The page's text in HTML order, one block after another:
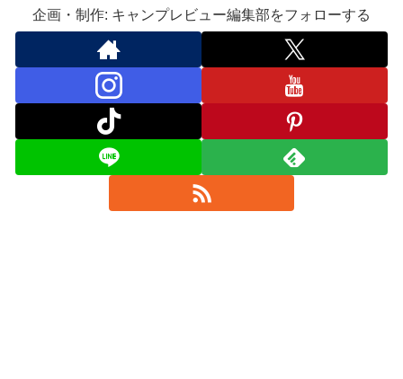
企画・制作: キャンプレビュー編集部をフォローする